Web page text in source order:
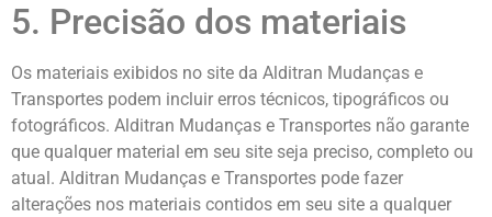
5. Precisão dos materiais
Os materiais exibidos no site da Alditran Mudanças e
Transportes podem incluir erros técnicos, tipográficos ou
fotográficos. Alditran Mudanças e Transportes não garante
que qualquer material em seu site seja preciso, completo ou
atual. Alditran Mudanças e Transportes pode fazer
alterações nos materiais contidos em seu site a qualquer